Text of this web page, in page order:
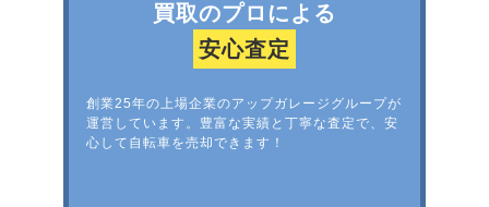
買取のプロによる
安心査定
創業25年の上場企業のアップガレージグループが
運営しています。豊富な実績と丁寧な査定で、安
心して自転車を売却できます！